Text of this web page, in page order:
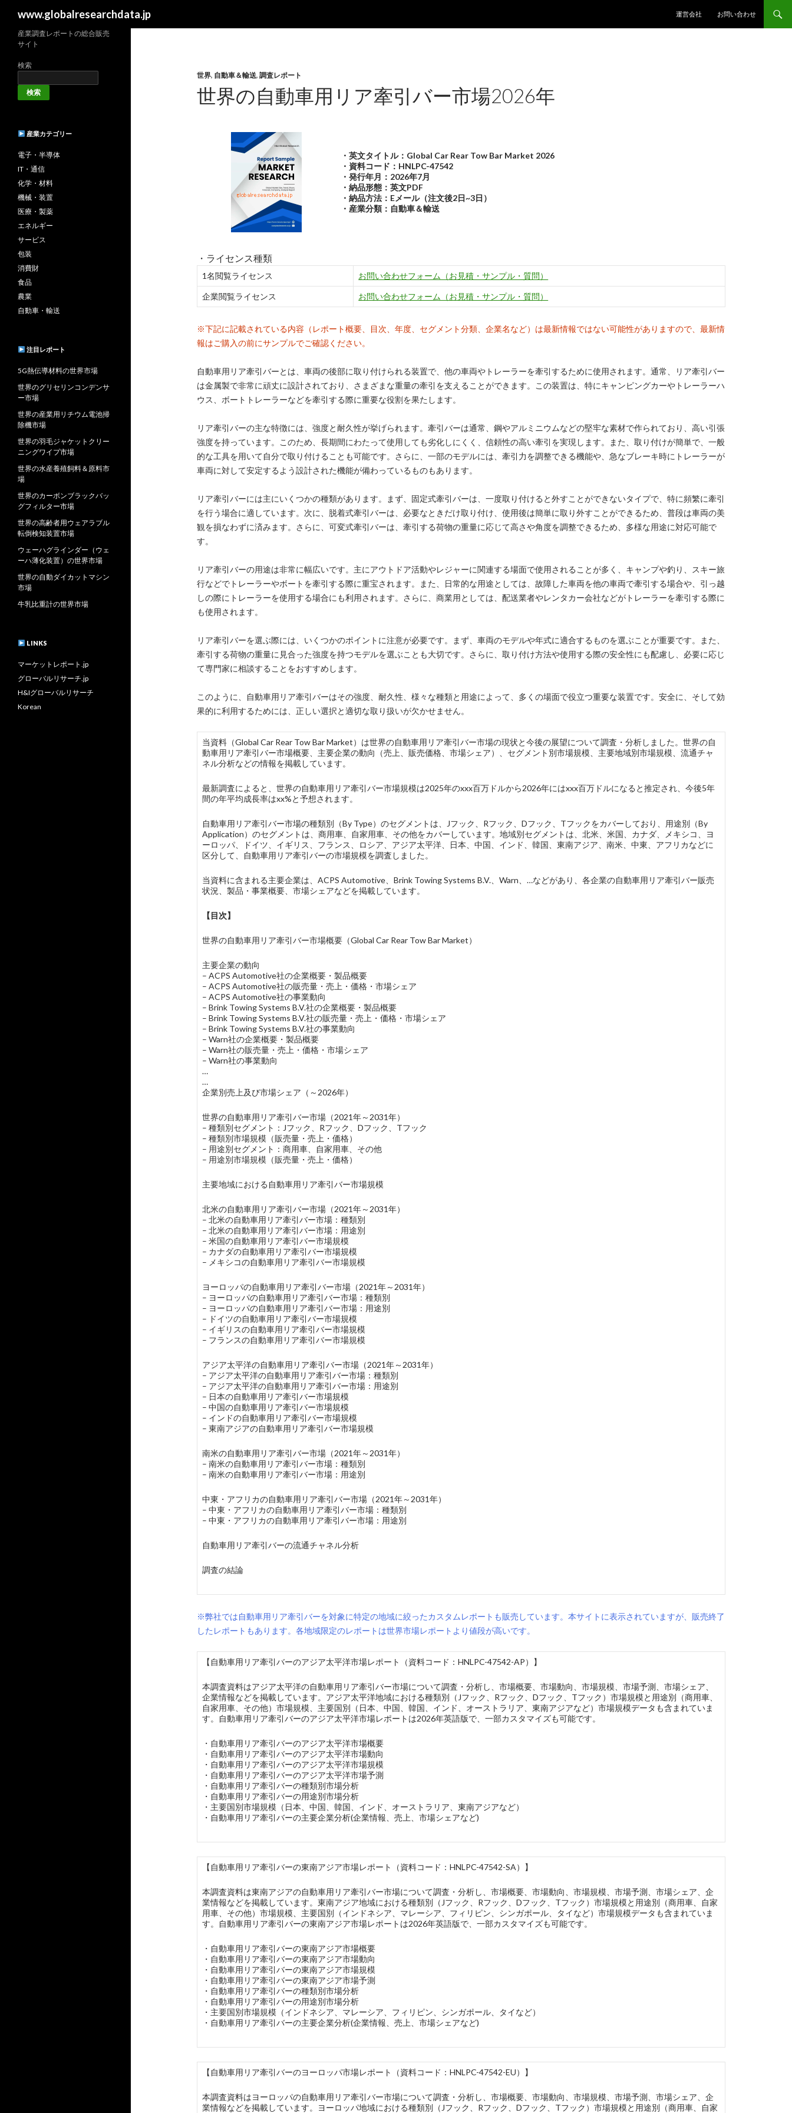
www.globalresearchdata.jp
運営会社
お問い合わせ
世界, 自動車＆輸送,調査レポート
世界の自動車用リア牽引バー市場2026年
・英文タイトル：Global Car Rear Tow Bar Market 2026
・資料コード：HNLPC-47542
・発行年月：2026年7月
・納品形態：英文PDF
・納品方法：Eメール（注文後2日~3日）
・産業分類：自動車＆輸送
・ライセンス種類
1名閲覧ライセンス お問い合わせフォーム（お見積・サンプル・質問）
企業閲覧ライセンス お問い合わせフォーム（お見積・サンプル・質問）
※下記に記載されている内容（レポート概要、目次、年度、セグメント分類、企業名など）は最新情報ではない可能性がありますので、最新情
報はご購入の前にサンプルでご確認ください。
自動車用リア牽引バーとは、車両の後部に取り付けられる装置で、他の車両やトレーラーを牽引するために使用されます。通常、リア牽引バー
は金属製で非常に頑丈に設計されており、さまざまな重量の牽引を支えることができます。この装置は、特にキャンピングカーやトレーラーハ
ウス、ボートトレーラーなどを牽引する際に重要な役割を果たします。
リア牽引バーの主な特徴には、強度と耐久性が挙げられます。牽引バーは通常、鋼やアルミニウムなどの堅牢な素材で作られており、高い引張
強度を持っています。このため、長期間にわたって使用しても劣化しにくく、信頼性の高い牽引を実現します。また、取り付けが簡単で、一般
的な工具を用いて自分で取り付けることも可能です。さらに、一部のモデルには、牽引力を調整できる機能や、急なブレーキ時にトレーラーが
車両に対して安定するよう設計された機能が備わっているものもあります。
リア牽引バーには主にいくつかの種類があります。まず、固定式牽引バーは、一度取り付けると外すことができないタイプで、特に頻繁に牽引
を行う場合に適しています。次に、脱着式牽引バーは、必要なときだけ取り付け、使用後は簡単に取り外すことができるため、普段は車両の美
観を損なわずに済みます。さらに、可変式牽引バーは、牽引する荷物の重量に応じて高さや角度を調整できるため、多様な用途に対応可能で
す。
リア牽引バーの用途は非常に幅広いです。主にアウトドア活動やレジャーに関連する場面で使用されることが多く、キャンプや釣り、スキー旅
行などでトレーラーやボートを牽引する際に重宝されます。また、日常的な用途としては、故障した車両を他の車両で牽引する場合や、引っ越
しの際にトレーラーを使用する場合にも利用されます。さらに、商業用としては、配送業者やレンタカー会社などがトレーラーを牽引する際に
も使用されます。
リア牽引バーを選ぶ際には、いくつかのポイントに注意が必要です。まず、車両のモデルや年式に適合するものを選ぶことが重要です。また、
牽引する荷物の重量に見合った強度を持つモデルを選ぶことも大切です。さらに、取り付け方法や使用する際の安全性にも配慮し、必要に応じ
て専門家に相談することをおすすめします。
このように、自動車用リア牽引バーはその強度、耐久性、様々な種類と用途によって、多くの場面で役立つ重要な装置です。安全に、そして効
果的に利用するためには、正しい選択と適切な取り扱いが欠かせません。
当資料（Global Car Rear Tow Bar Market）は世界の自動車用リア牽引バー市場の現状と今後の展望について調査・分析しました。世界の自
動車用リア牽引バー市場概要、主要企業の動向（売上、販売価格、市場シェア）、セグメント別市場規模、主要地域別市場規模、流通チャ
ネル分析などの情報を掲載しています。
最新調査によると、世界の自動車用リア牽引バー市場規模は2025年のxxx百万ドルから2026年にはxxx百万ドルになると推定され、今後5年
間の年平均成長率はxx%と予想されます。
自動車用リア牽引バー市場の種類別（By Type）のセグメントは、Jフック、Rフック、Dフック、Tフックをカバーしており、用途別（By
Application）のセグメントは、商用車、自家用車、その他をカバーしています。地域別セグメントは、北米、米国、カナダ、メキシコ、ヨ
ーロッパ、ドイツ、イギリス、フランス、ロシア、アジア太平洋、日本、中国、インド、韓国、東南アジア、南米、中東、アフリカなどに
区分して、自動車用リア牽引バーの市場規模を調査しました。
当資料に含まれる主要企業は、ACPS Automotive、Brink Towing Systems B.V.、Warn、…などがあり、各企業の自動車用リア牽引バー販売
状況、製品・事業概要、市場シェアなどを掲載しています。
【目次】
世界の自動車用リア牽引バー市場概要（Global Car Rear Tow Bar Market）
主要企業の動向
– ACPS Automotive社の企業概要・製品概要
– ACPS Automotive社の販売量・売上・価格・市場シェア
– ACPS Automotive社の事業動向
– Brink Towing Systems B.V.社の企業概要・製品概要
– Brink Towing Systems B.V.社の販売量・売上・価格・市場シェア
– Brink Towing Systems B.V.社の事業動向
– Warn社の企業概要・製品概要
– Warn社の販売量・売上・価格・市場シェア
– Warn社の事業動向
…
…
企業別売上及び市場シェア（～2026年）
世界の自動車用リア牽引バー市場（2021年～2031年）
– 種類別セグメント：Jフック、Rフック、Dフック、Tフック
– 種類別市場規模（販売量・売上・価格）
– 用途別セグメント：商用車、自家用車、その他
– 用途別市場規模（販売量・売上・価格）
主要地域における自動車用リア牽引バー市場規模
北米の自動車用リア牽引バー市場（2021年～2031年）
– 北米の自動車用リア牽引バー市場：種類別
– 北米の自動車用リア牽引バー市場：用途別
– 米国の自動車用リア牽引バー市場規模
– カナダの自動車用リア牽引バー市場規模
– メキシコの自動車用リア牽引バー市場規模
ヨーロッパの自動車用リア牽引バー市場（2021年～2031年）
– ヨーロッパの自動車用リア牽引バー市場：種類別
– ヨーロッパの自動車用リア牽引バー市場：用途別
– ドイツの自動車用リア牽引バー市場規模
– イギリスの自動車用リア牽引バー市場規模
– フランスの自動車用リア牽引バー市場規模
アジア太平洋の自動車用リア牽引バー市場（2021年～2031年）
– アジア太平洋の自動車用リア牽引バー市場：種類別
– アジア太平洋の自動車用リア牽引バー市場：用途別
– 日本の自動車用リア牽引バー市場規模
– 中国の自動車用リア牽引バー市場規模
– インドの自動車用リア牽引バー市場規模
– 東南アジアの自動車用リア牽引バー市場規模
南米の自動車用リア牽引バー市場（2021年～2031年）
– 南米の自動車用リア牽引バー市場：種類別
– 南米の自動車用リア牽引バー市場：用途別
中東・アフリカの自動車用リア牽引バー市場（2021年～2031年）
– 中東・アフリカの自動車用リア牽引バー市場：種類別
– 中東・アフリカの自動車用リア牽引バー市場：用途別
自動車用リア牽引バーの流通チャネル分析
調査の結論
※弊社では自動車用リア牽引バーを対象に特定の地域に絞ったカスタムレポートも販売しています。本サイトに表示されていますが、販売終了
したレポートもあります。各地域限定のレポートは世界市場レポートより値段が高いです。
【自動車用リア牽引バーのアジア太平洋市場レポート（資料コード：HNLPC-47542-AP）】
本調査資料はアジア太平洋の自動車用リア牽引バー市場について調査・分析し、市場概要、市場動向、市場規模、市場予測、市場シェア、
企業情報などを掲載しています。アジア太平洋地域における種類別（Jフック、Rフック、Dフック、Tフック）市場規模と用途別（商用車、
自家用車、その他）市場規模、主要国別（日本、中国、韓国、インド、オーストラリア、東南アジアなど）市場規模データも含まれていま
す。自動車用リア牽引バーのアジア太平洋市場レポートは2026年英語版で、一部カスタマイズも可能です。
・自動車用リア牽引バーのアジア太平洋市場概要
・自動車用リア牽引バーのアジア太平洋市場動向
・自動車用リア牽引バーのアジア太平洋市場規模
・自動車用リア牽引バーのアジア太平洋市場予測
・自動車用リア牽引バーの種類別市場分析
・自動車用リア牽引バーの用途別市場分析
・主要国別市場規模（日本、中国、韓国、インド、オーストラリア、東南アジアなど）
・自動車用リア牽引バーの主要企業分析(企業情報、売上、市場シェアなど)
【自動車用リア牽引バーの東南アジア市場レポート（資料コード：HNLPC-47542-SA）】
本調査資料は東南アジアの自動車用リア牽引バー市場について調査・分析し、市場概要、市場動向、市場規模、市場予測、市場シェア、企
業情報などを掲載しています。東南アジア地域における種類別（Jフック、Rフック、Dフック、Tフック）市場規模と用途別（商用車、自家
用車、その他）市場規模、主要国別（インドネシア、マレーシア、フィリピン、シンガポール、タイなど）市場規模データも含まれていま
す。自動車用リア牽引バーの東南アジア市場レポートは2026年英語版で、一部カスタマイズも可能です。
・自動車用リア牽引バーの東南アジア市場概要
・自動車用リア牽引バーの東南アジア市場動向
・自動車用リア牽引バーの東南アジア市場規模
・自動車用リア牽引バーの東南アジア市場予測
・自動車用リア牽引バーの種類別市場分析
・自動車用リア牽引バーの用途別市場分析
・主要国別市場規模（インドネシア、マレーシア、フィリピン、シンガポール、タイなど）
・自動車用リア牽引バーの主要企業分析(企業情報、売上、市場シェアなど)
【自動車用リア牽引バーのヨーロッパ市場レポート（資料コード：HNLPC-47542-EU）】
本調査資料はヨーロッパの自動車用リア牽引バー市場について調査・分析し、市場概要、市場動向、市場規模、市場予測、市場シェア、企
業情報などを掲載しています。ヨーロッパ地域における種類別（Jフック、Rフック、Dフック、Tフック）市場規模と用途別（商用車、自家
産業調査レポートの総合販売
サイト
検索
検索
産業カテゴリー
電子・半導体
IT・通信
化学・材料
機械・装置
医療・製薬
エネルギー
サービス
包装
消費財
食品
農業
自動車・輸送
注目レポート
5G熱伝導材料の世界市場
世界のグリセリンコンデンサ
ー市場
世界の産業用リチウム電池掃
除機市場
世界の羽毛ジャケットクリー
ニングワイプ市場
世界の水産養殖飼料＆原料市
場
世界のカーボンブラックバッ
グフィルター市場
世界の高齢者用ウェアラブル
転倒検知装置市場
ウェーハグラインダー（ウェ
ーハ薄化装置）の世界市場
世界の自動ダイカットマシン
市場
牛乳比重計の世界市場
LINKS
マーケットレポート.jp
グローバルリサーチ.jp
H&Iグローバルリサーチ
Korean